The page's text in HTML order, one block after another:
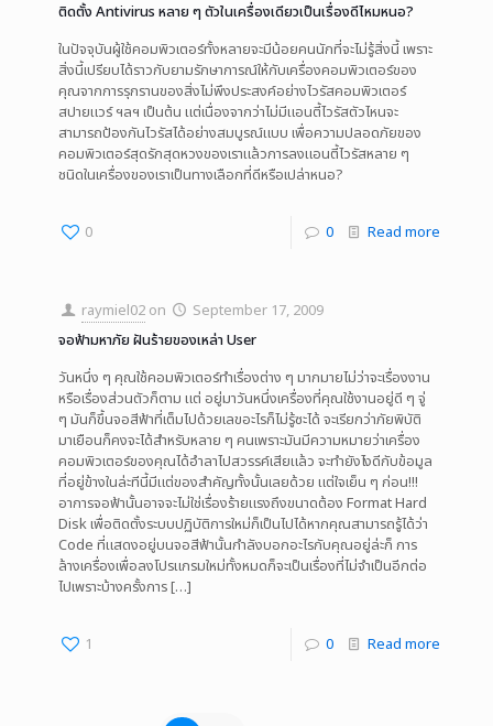
ติดตั้ง Antivirus หลาย ๆ ตัวในเครื่องเดียวเป็นเรื่องดีไหมหนอ?
ในปัจจุบันผู้ใช้คอมพิวเตอร์ทั้งหลายจะมีน้อยคนนักที่จะไม่รู้สิ่งนี้ เพราะ
สิ่งนี้เปรียบได้ราวกับยามรักษาการณ์ให้กับเครื่องคอมพิวเตอร์ของ
คุณจากการรุกรานของสิ่งไม่พึงประสงค์อย่างไวรัสคอมพิวเตอร์
สปายแวร์ ฯลฯ เป็นต้น แต่เนื่องจากว่าไม่มีแอนตี้ไวรัสตัวไหนจะ
สามารถป้องกันไวรัสได้อย่างสมบูรณ์แบบ เพื่อความปลอดภัยของ
คอมพิวเตอร์สุดรักสุดหวงของเราแล้วการลงแอนตี้ไวรัสหลาย ๆ
ชนิดในเครื่องของเราเป็นทางเลือกที่ดีหรือเปล่าหนอ?
0 0 Read more
raymiel02 on
September 17, 2009
จอฟ้ามหาภัย ฝันร้ายของเหล่า User
วันหนึ่ง ๆ คุณใช้คอมพิวเตอร์ทำเรื่องต่าง ๆ มากมายไม่ว่าจะเรื่องงาน
หรือเรื่องส่วนตัวก็ตาม แต่ อยู่มาวันหนึ่งเครื่องที่คุณใช้งานอยู่ดี ๆ จู่
ๆ มันก็ขึ้นจอสีฟ้าที่เต็มไปด้วยเลขอะไรก็ไม่รู้ซะได้ จะเรียกว่าภัยพิบัติ
มาเยือนก็คงจะได้สำหรับหลาย ๆ คนเพราะมันมีความหมายว่าเครื่อง
คอมพิวเตอร์ของคุณได้อำลาไปสวรรค์เสียแล้ว จะทำยังไงดีกับข้อมูล
ที่อยู่ข้างในล่ะทีนี้มีแต่ของสำคัญทั้งนั้นเลยด้วย แต่ใจเย็น ๆ ก่อน!!!
อาการจอฟ้านั้นอาจจะไม่ใช่เรื่องร้ายแรงถึงขนาดต้อง Format Hard
Disk เพื่อติดตั้งระบบปฏิบัติการใหม่ก็เป็นไปได้หากคุณสามารถรู้ได้ว่า
Code ที่แสดงอยู่บนจอสีฟ้านั้นกำลังบอกอะไรกับคุณอยู่ล่ะก็ การ
ล้างเครื่องเพื่อลงโปรแกรมใหม่ทั้งหมดก็จะเป็นเรื่องที่ไม่จำเป็นอีกต่อ
ไปเพราะบ้างครั้งการ[…]
1 0 Read more